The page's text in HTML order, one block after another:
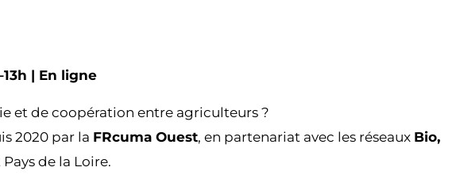
| En ligne
et de coopération entre agriculteurs ?
2020 par la FRcuma Ouest, en partenariat avec les réseaux Bio,
de la Loire.